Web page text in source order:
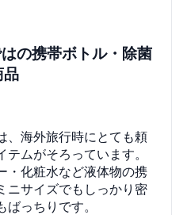
の携帯ボトル・除菌
品
、海外旅行時にとても頼
ムがそろっています。
・化粧水など液体物の携
ニサイズでもしっかり密
っちりです。